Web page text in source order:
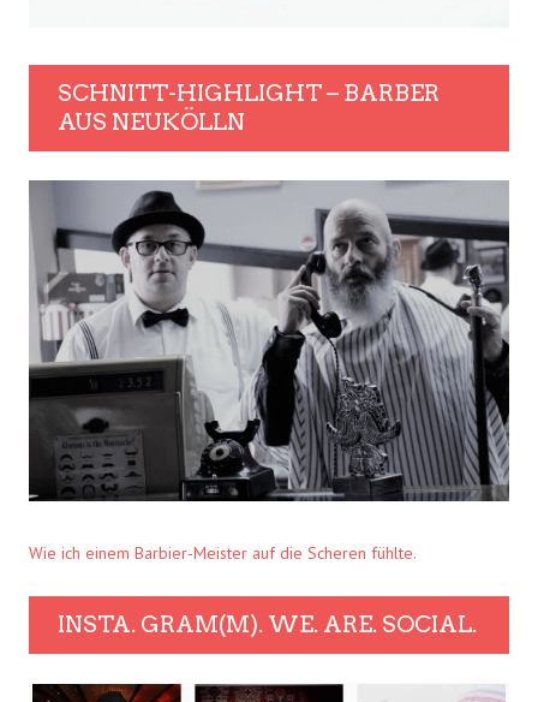
SCHNITT-HIGHLIGHT – BARBER
AUS NEUKÖLLN
Wie ich einem Barbier-Meister auf die Scheren fühlte.
INSTA. GRAM(M). WE. ARE. SOCIAL.